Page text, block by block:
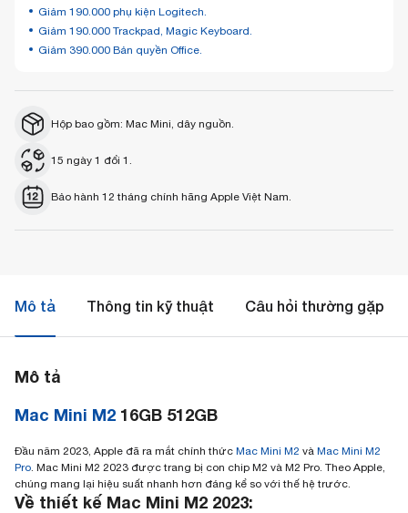
Giảm 190.000 phụ kiện Logitech.
Giảm 190.000 Trackpad, Magic Keyboard.
Giảm 390.000 Bản quyền Office.
Hộp bao gồm: Mac Mini, dây nguồn.
15 ngày 1 đổi 1.
Bảo hành 12 tháng chính hãng Apple Việt Nam.
Mô tả Thông tin kỹ thuật Câu hỏi thường gặp
Mô tả
Mac Mini M2 16GB 512GB
Đầu năm 2023, Apple đã ra mắt chính thức Mac Mini M2 và Mac Mini M2
Pro. Mac Mini M2 2023‌ được trang bị con chip ‌M2‌ và ‌M2‌ Pro. Theo Apple,
chúng mang lại hiệu suất nhanh hơn đáng kể so với thế hệ trước.
Về thiết kế Mac Mini M2 2023: